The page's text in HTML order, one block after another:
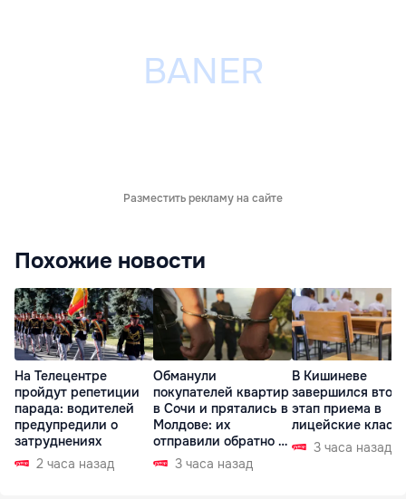
Разместить рекламу на сайте
Похожие новости
На Телецентре
пройдут репетиции
парада: водителей
предупредили о
затруднениях
2 часа назад
Обманули
покупателей квартир
в Сочи и прятались в
Молдове: их
отправили обратно в
РФ 3 часа назад
В Кишиневе
завершился
этап приема в
лицейские
3 часа назад